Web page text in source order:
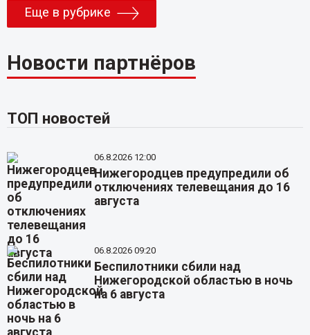
Еще в рубрике
Новости партнёров
ТОП новостей
06.8.2026 12:00
Нижегородцев предупредили об
отключениях телевещания до 16
августа
06.8.2026 09:20
Беспилотники сбили над
Нижегородской областью в ночь
на 6 августа